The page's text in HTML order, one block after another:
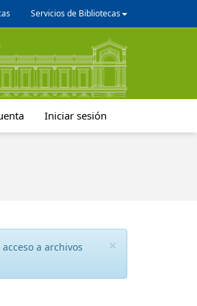
Servicios de Bibliotecas
Iniciar sesión
×
a archivos